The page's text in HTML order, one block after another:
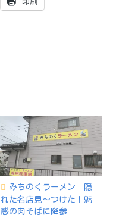
みちのくラーメン 隠
れた名店見〜つけた！魅
惑の肉そばに降参